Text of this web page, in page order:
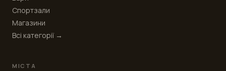
Спортзали
Магазини
Всі категорії →
МІСТА